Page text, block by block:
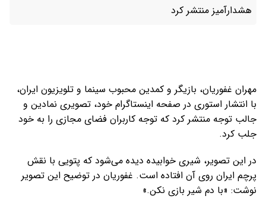
هشدارآمیز منتشر کرد
مهران غفوریان، بازیگر و کمدین محبوب سینما و تلویزیون ایران،
با انتشار استوری در صفحه اینستاگرام خود، تصویری نمادین و
جالب توجه منتشر کرد که توجه کاربران فضای مجازی را به خود
جلب کرد.
در این تصویر، شیری خوابیده دیده می‌شود که پتویی با نقش
پرچم ایران روی آن افتاده است. غفوریان در توضیح این تصویر
نوشت: «با دم شیر بازی نکن.»